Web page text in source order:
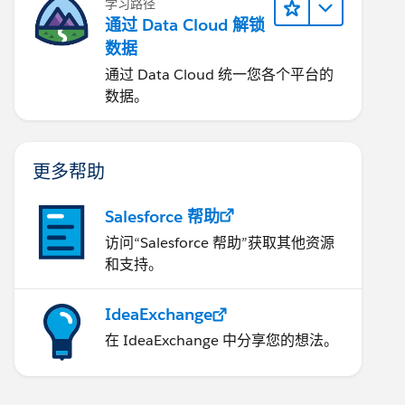
学习路径
通过 Data Cloud 解锁
数据
通过 Data Cloud 统一您各个平台的
数据。
更多帮助
Salesforce 帮助
访问“Salesforce 帮助”获取其他资源
和支持。
IdeaExchange
在 IdeaExchange 中分享您的想法。